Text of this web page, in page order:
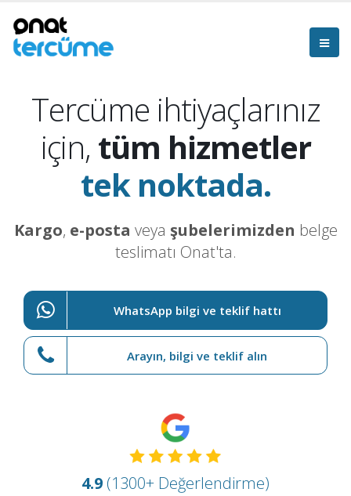
Tercüme ihtiyaçlarınız
için, tüm hizmetler
tek noktada.
Kargo, e-posta veya şubelerimizden belge
teslimatı Onat'ta.
WhatsApp bilgi ve teklif hattı
Arayın, bilgi ve teklif alın
4.9 (1300+ Değerlendirme)